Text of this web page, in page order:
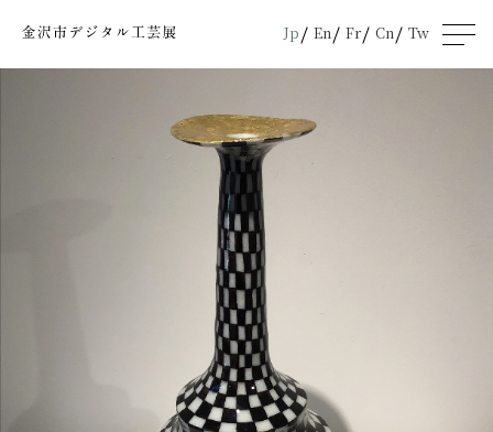
Jp En Fr Cn Tw
men
u